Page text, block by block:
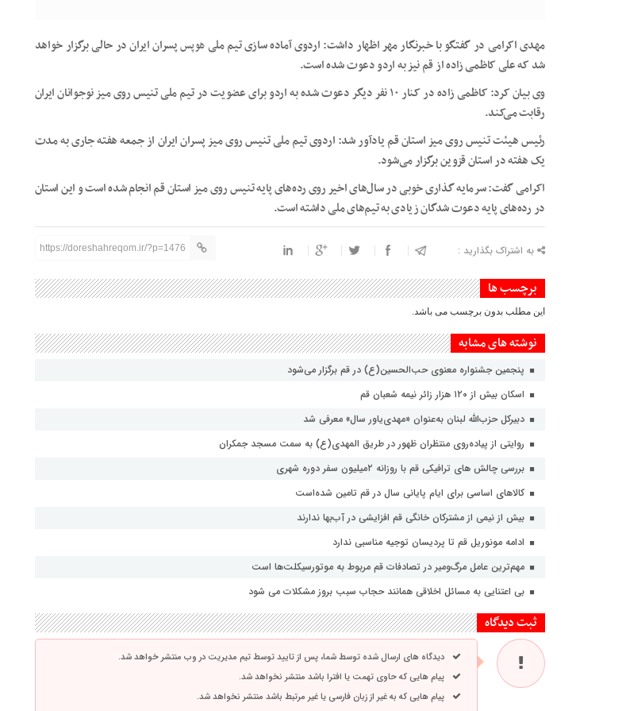
مهدی اکرامی در گفتگو با خبرنگار مهر اظهار داشت: اردوی آماده سازی تیم ملیهوپسپسران ایران در حالی برگزار خواهد
شد که علی کاظمی زاده از قم نیز به اردو دعوت شده است.
وی بیان کرد: کاظمی زاده در کنار ۱۰ نفر دیگر دعوت شده به اردو برای عضویت در تیم ملی تنیس روی میز نوجوانان ایران
رقابت می‌کند.
رئیس هیئت تنیس روی میز استان قم یادآور شد: اردوی تیم ملی تنیس روی میز پسران ایران از جمعه هفته جاری به مدت
یک هفته در استان قزوین برگزار می‌شود.
اکرامی گفت: سرمایه گذاری خوبی در سال‌های اخیر روی رده‌های پایه تنیس روی میز استان قم انجام شده است و این استان
در رده‌های پایه دعوت شدگان زیادی به تیم‌های ملی داشته است.
به اشتراک بگذارید : https://doreshahreqom.ir/?p=1476
برچسب ها
این مطلب بدون برچسب می باشد.
نوشته های مشابه
پنجمین جشنواره معنوی حب‌الحسین(ع) در قم برگزار می‌شود
اسکان بیش از ۱۲۰ هزار زائر نیمه شعبان قم
دبیرکل حزب‌الله لبنان به‌عنوان «مهدی‌یاور سال» معرفی شد
روایتی از پیاده‌روی منتظران ظهور در طریق المهدی(ع) به سمت مسجد جمکران
بررسی چالش های ترافیکی قم با روزانه ۲میلیون سفر دوره شهری
کالاهای اساسی برای ایام پایانی سال در قم تامین شده‌است
بیش از نیمی از مشترکان خانگی قم افزایشی در آب‌بها ندارند
ادامه مونوریل قم تا پردیسان توجیه مناسبی ندارد
مهم‌ترین عامل مرگ‌ومیر در تصادفات قم مربوط به موتورسیکلت‌ها است
بی اعتنایی به مسائل اخلاقی همانند حجاب سبب بروز مشکلات می شود
ثبت دیدگاه
دیدگاه های ارسال شده توسط شما، پس از تایید توسط تیم مدیریت در وب منتشر خواهد شد.
پیام هایی که حاوی تهمت یا افترا باشد منتشر نخواهد شد.
پیام هایی که به غیر از زبان فارسی یا غیر مرتبط باشد منتشر نخواهد شد.